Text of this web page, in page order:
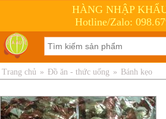
HÀNG NHẬP
Hotline/Zalo:
Trang chủ » Đồ ăn - thức uống » Bánh kẹo